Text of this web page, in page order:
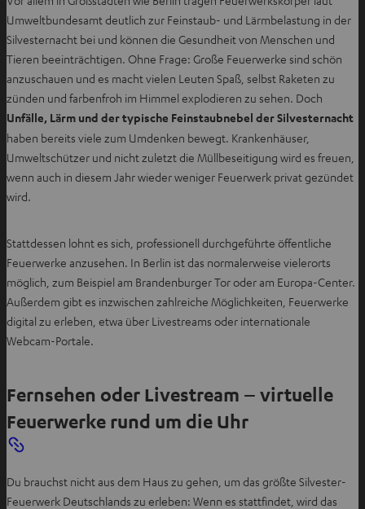
Umweltbundesamt deutlich zur Feinstaub- und Lärmbelastung in der
Silvesternacht bei und können die Gesundheit von Menschen und
Tieren beeinträchtigen. Ohne Frage: Große Feuerwerke sind schön
anzuschauen und es macht vielen Leuten Spaß, selbst Raketen zu
zünden und farbenfroh im Himmel explodieren zu sehen. Doch
Unfälle, Lärm und der typische Feinstaubnebel der Silvesternacht
haben bereits viele zum Umdenken bewegt. Krankenhäuser,
Umweltschützer und nicht zuletzt die Müllbeseitigung wird es freuen,
wenn auch in diesem Jahr wieder weniger Feuerwerk privat gezündet
wird.
Stattdessen lohnt es sich, professionell durchgeführte öffentliche
Feuerwerke anzusehen. In Berlin ist das normalerweise vielerorts
möglich, zum Beispiel am Brandenburger Tor oder am Europa-Center.
Außerdem gibt es inzwischen zahlreiche Möglichkeiten, Feuerwerke
digital zu erleben, etwa über Livestreams oder internationale
Webcam-Portale.
Fernsehen oder Livestream – virtuelle
Feuerwerke rund um die Uhr
Du brauchst nicht aus dem Haus zu gehen, um das größte Silvester-
Feuerwerk Deutschlands zu erleben: Wenn es stattfindet, wird das